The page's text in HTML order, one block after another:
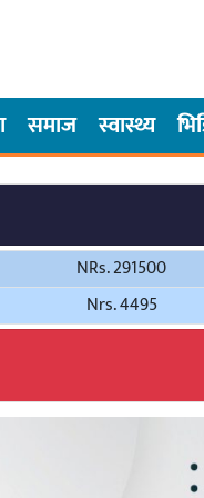
समाज स्वास्थ्य
NRs. 291500
Nrs. 4495